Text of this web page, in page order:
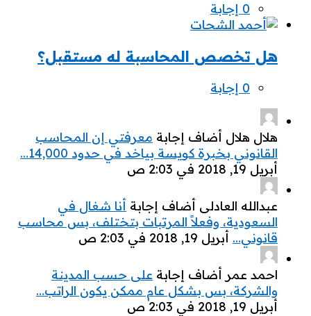
‫0 إجابة
هل تخصص المحاسبة له مستقبل؟
‫0 إجابة
هلال هلال ‫أضاف إجابة
معرفتي إن المحاسب
القانوني بخبرة كويسة بياخد في حدود 14,000…
‫أبريل 19, 2018 في 2:03 ص
عبدالله العادلى ‫أضاف إجابة
أنا شغال في
السعودية، وفعلاً المرتبات بتختلف، بس محاسب
قانوني… ‫أبريل 19, 2018 في 2:03 ص
احمد عمر ‫أضاف إجابة
على حسب المدينة
والشركة، بس بشكل عام ممكن يكون الراتب…
‫أبريل 19, 2018 في 2:03 ص